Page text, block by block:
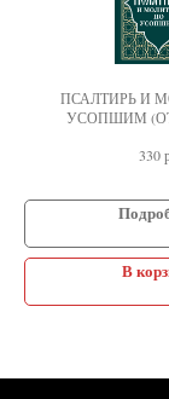
ПСАЛТИРЬ И
УСОПШИМ
330
В